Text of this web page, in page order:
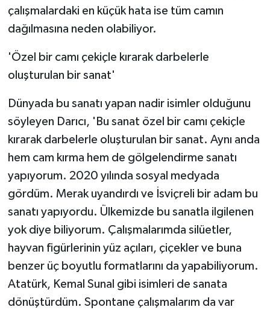
çalışmalardaki en küçük hata ise tüm camın
dağılmasına neden olabiliyor.
'Özel bir camı çekiçle kırarak darbelerle
oluşturulan bir sanat'
Dünyada bu sanatı yapan nadir isimler olduğunu
söyleyen Darıcı, 'Bu sanat özel bir camı çekiçle
kırarak darbelerle oluşturulan bir sanat. Aynı anda
hem cam kırma hem de gölgelendirme sanatı
yapıyorum. 2020 yılında sosyal medyada
gördüm. Merak uyandırdı ve İsviçreli bir adam bu
sanatı yapıyordu. Ülkemizde bu sanatla ilgilenen
yok diye biliyorum. Çalışmalarımda silüetler,
hayvan figürlerinin yüz açıları, çiçekler ve buna
benzer üç boyutlu formatlarını da yapabiliyorum.
Atatürk, Kemal Sunal gibi isimleri de sanata
dönüştürdüm. Spontane çalışmalarım da var